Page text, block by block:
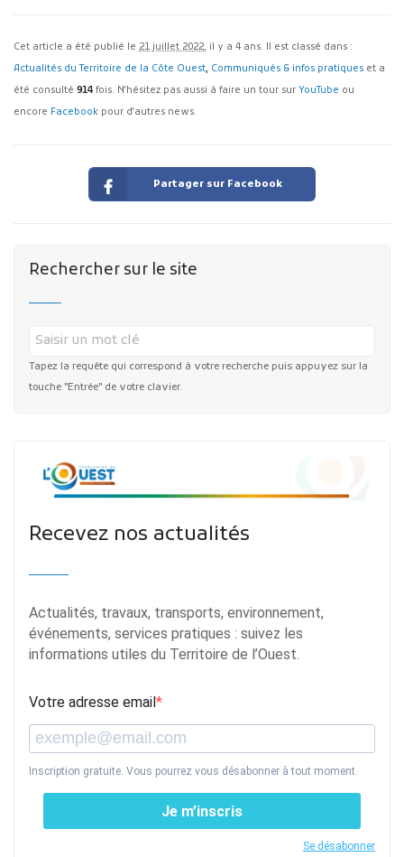
Cet article a été publié le 21 juillet 2022, il y a 4 ans. Il est classé dans :
Actualités du Territoire de la Côte Ouest, Communiqués & infos pratiques et a
été consulté 914 fois. N'hésitez pas aussi à faire un tour sur YouTube ou
encore Facebook pour d'autres news.
Partager sur Facebook
Rechercher sur le site
Tapez la requête qui correspond à votre recherche puis appuyez sur la
touche "Entrée" de votre clavier.
Recevez nos actualités
Actualités, travaux, transports, environnement,
événements, services pratiques : suivez les
informations utiles du Territoire de l’Ouest.
Votre adresse email
Inscription gratuite. Vous pourrez vous désabonner à tout moment.
Je m’inscris
Se désabonner